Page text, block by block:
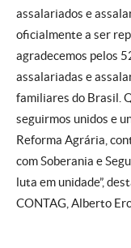
assalariados e
oficialmente a ser
agradecemos pelos
assalariadas e
familiares do Brasil.
seguirmos unidos e
Reforma Agrária,
com Soberania e
luta em unidade”,
CONTAG, Alberto